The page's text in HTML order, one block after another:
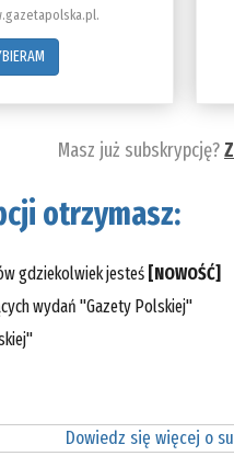
Masz już subskrypcję?
otrzymasz:
gdziekolwiek jesteś [NOWOŚĆ]
wydań "Gazety Polskiej"
Dowiedz się więcej o